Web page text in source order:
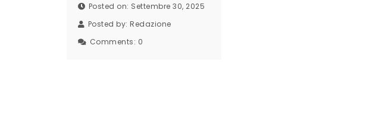
Posted on: Settembre 30, 2025
Posted by: Redazione
Comments: 0